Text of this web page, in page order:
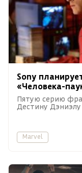
Sony
«Человека-
Пятую серию
Дестину
Marvel